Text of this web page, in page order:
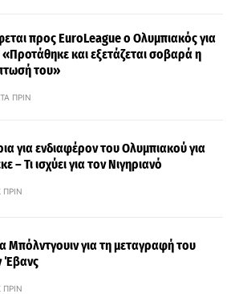
προς EuroLeague ο Ολυμπιακός για
«Προτάθηκε και εξετάζεται σοβαρά η
του»
ΠΡΙΝ
για ενδιαφέρον του Ολυμπιακού για
– Τι ισχύει για τον Νιγηριανό
ΠΡΙΝ
Μπόλντγουιν για τη μεταγραφή του
Έβανς
ΠΡΙΝ